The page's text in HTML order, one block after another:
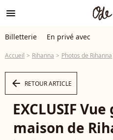
menu
Billetterie En privé avec
Accueil Rihanna Photos de Rihanna
arrow_left RETOUR ARTICLE
EXCLUSIF
maison de